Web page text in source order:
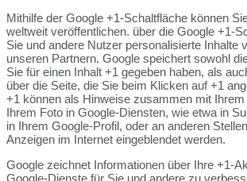
Mithilfe der Google +1-Schaltfläche können
weltweit veröffentlichen. über die Google +1-
Sie und andere Nutzer personalisierte Inhalte
unseren Partnern. Google speichert sowohl
Sie für einen Inhalt +1 gegeben haben, als
über die Seite, die Sie beim Klicken auf +1
+1 können als Hinweise zusammen mit
Ihrem Foto in Google-Diensten, wie etwa in
in Ihrem Google-Profil, oder an anderen
Anzeigen im Internet eingeblendet werden.
Google zeichnet Informationen über Ihre +1-
Google-Dienste für Sie und andere zu